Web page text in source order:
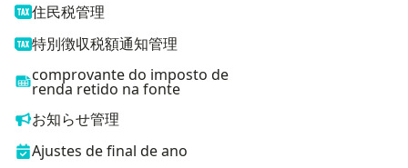
住民税管理
特別徴収税額通知管理
comprovante do imposto de
renda retido na fonte
お知らせ管理
Ajustes de final de ano